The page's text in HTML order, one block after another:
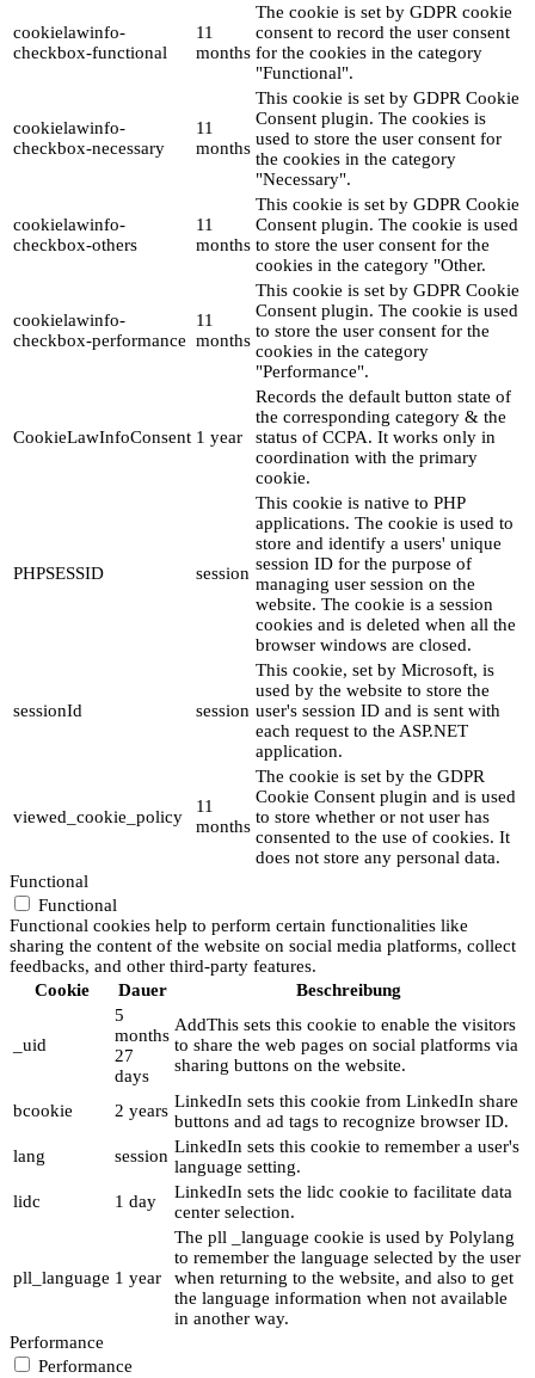
cookielawinfo-
checkbox-functional
11
months
The cookie is set by GDPR cookie
consent to record the user consent
for the cookies in the category
"Functional".
cookielawinfo-
checkbox-necessary
11
months
This cookie is set by GDPR Cookie
Consent plugin. The cookies is
used to store the user consent for
the cookies in the category
"Necessary".
cookielawinfo-
checkbox-others
11
months
This cookie is set by GDPR Cookie
Consent plugin. The cookie is used
to store the user consent for the
cookies in the category "Other.
cookielawinfo-
checkbox-performance
11
months
This cookie is set by GDPR Cookie
Consent plugin. The cookie is used
to store the user consent for the
cookies in the category
"Performance".
CookieLawInfoConsent 1 year
Records the default button state of
the corresponding category & the
status of CCPA. It works only in
coordination with the primary
cookie.
PHPSESSID session
This cookie is native to PHP
applications. The cookie is used to
store and identify a users' unique
session ID for the purpose of
managing user session on the
website. The cookie is a session
cookies and is deleted when all the
browser windows are closed.
sessionId session
This cookie, set by Microsoft, is
used by the website to store the
user's session ID and is sent with
each request to the ASP.NET
application.
viewed_cookie_policy
11
months
The cookie is set by the GDPR
Cookie Consent plugin and is used
to store whether or not user has
consented to the use of cookies. It
does not store any personal data.
Functional
Functional
Functional cookies help to perform certain functionalities like
sharing the content of the website on social media platforms, collect
feedbacks, and other third-party features.
Cookie
Dauer Beschreibung
_uid
5
months
27
days
AddThis sets this cookie to enable the visitors
to share the web pages on social platforms via
sharing buttons on the website.
bcookie 2 years LinkedIn sets this cookie from LinkedIn share
buttons and ad tags to recognize browser ID.
lang
session LinkedIn sets this cookie to remember a user's
language setting.
lidc
1 day
LinkedIn sets the lidc cookie to facilitate data
center selection.
pll_language 1 year
The pll _language cookie is used by Polylang
to remember the language selected by the user
when returning to the website, and also to get
the language information when not available
in another way.
Performance
Performance